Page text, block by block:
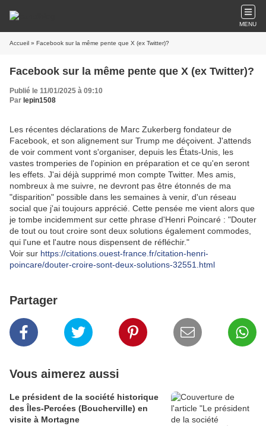
MENU
Accueil » Facebook sur la même pente que X (ex Twitter)?
Facebook sur la même pente que X (ex Twitter)?
Publié le 11/01/2025 à 09:10
Par lepin1508
Les récentes déclarations de Marc Zukerberg fondateur de
Facebook, et son alignement sur Trump me déçoivent. J'attends
de voir comment vont s'organiser, depuis les États-Unis, les
vastes tromperies de l'opinion en préparation et ce qu'en seront
les effets. J'ai déjà supprimé mon compte Twitter. Mes amis,
nombreux à me suivre, ne devront pas être étonnés de ma
"disparition" possible dans les semaines à venir, d'un réseau
social que j'ai toujours apprécié. Cette pensée me vient alors que
je tombe incidemment sur cette phrase d'Henri Poincaré : "Douter
de tout ou tout croire sont deux solutions également commodes,
qui l'une et l'autre nous dispensent de réfléchir."
Voir sur https://citations.ouest-france.fr/citation-henri-
poincare/douter-croire-sont-deux-solutions-32551.html
Partager
Vous aimerez aussi
Le président de la société historique
des Îles-Percées (Boucherville) en
visite à Mortagne